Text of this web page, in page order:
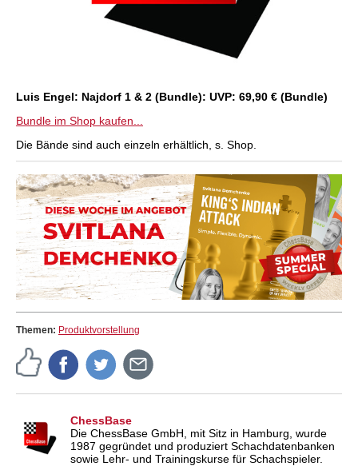
Luis Engel: Najdorf 1 & 2 (Bundle): UVP: 69,90 € (Bundle)
Bundle im Shop kaufen...
Die Bände sind auch einzeln erhältlich, s. Shop.
Themen: Produktvorstellung
ChessBase
Die ChessBase GmbH, mit Sitz in Hamburg, wurde
1987 gegründet und produziert Schachdatenbanken
sowie Lehr- und Trainingskurse für Schachspieler.